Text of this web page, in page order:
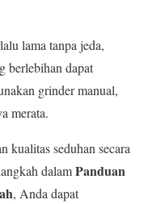
lama tanpa jeda,
berlebihan dapat
grinder manual,
merata.
kualitas seduhan secara
dalamPanduan
, Anda dapat